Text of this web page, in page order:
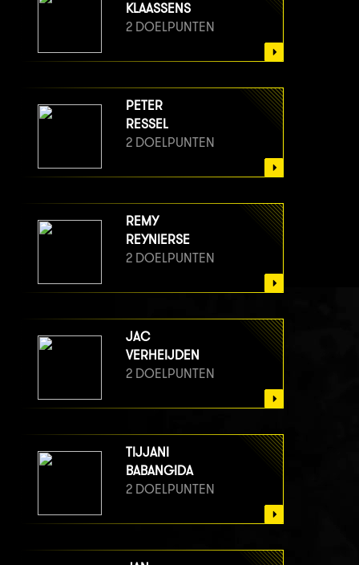
KLAASSENS
2 DOELPUNTEN
PETER
RESSEL
2 DOELPUNTEN
REMY
REYNIERSE
2 DOELPUNTEN
JAC
VERHEIJDEN
2 DOELPUNTEN
TIJJANI
BABANGIDA
2 DOELPUNTEN